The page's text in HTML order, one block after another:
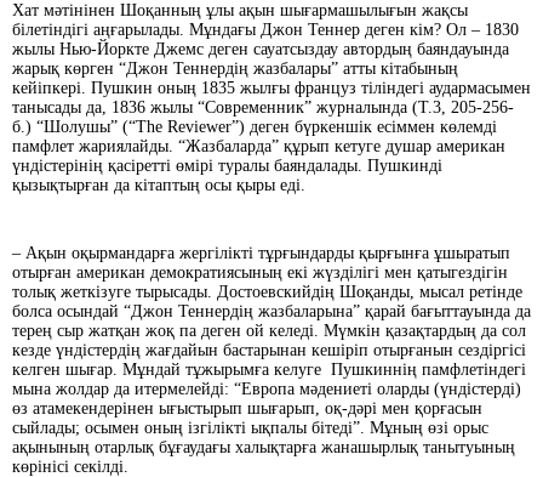
Хат мәтінінен Шоқанның ұлы ақын шығармашылығын жақсы
білетіндігі аңғарылады. Мұндағы Джон Теннер деген кім? Ол – 1830
жылы Нью-Йоркте Джемс деген сауатсыздау автордың баяндауында
жарық көрген “Джон Теннердің жазбалары” атты кітабының
кейіпкері. Пушкин оның 1835 жылғы француз тіліндегі аудармасымен
танысады да, 1836 жылы “Современник” журналында (Т.3, 205-256-
б.) “Шолушы” (“The Revіewer”) деген бүркеншік есіммен көлемді
памфлет жариялайды. “Жазбаларда” құрып кетуге душар американ
үндістерінің қасіретті өмірі туралы баяндалады. Пушкинді
қызықтырған да кітаптың осы қыры еді.
– Ақын оқырмандарға жергілікті тұрғындарды қырғынға ұшыратып
отырған американ демократиясының екі жүзділігі мен қатыгездігін
толық жеткізуге тырысады. Достоевскийдің Шоқанды, мысал ретінде
болса осындай “Джон Теннердің жазбаларына” қарай бағыттауында да
терең сыр жатқан жоқ па деген ой келеді. Мүмкін қазақтардың да сол
кезде үндістердің жағдайын бастарынан кешіріп отырғанын сездіргісі
келген шығар. Мұндай тұжырымға келуге Пушкиннің памфлетіндегі
мына жолдар да итермелейді: “Европа мәдениеті оларды (үндістерді)
өз атамекендерінен ығыстырып шығарып, оқ-дәрі мен қорғасын
сыйлады; осымен оның ізгілікті ықпалы бітеді”. Мұның өзі орыс
ақынының отарлық бұғаудағы халықтарға жанашырлық танытуының
көрінісі секілді.